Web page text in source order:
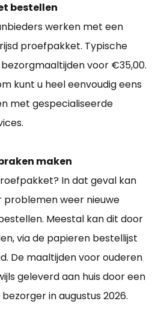
bestellen
werken met een
proefpakket. Typische
voor €35,00.
kunt u heel eenvoudig eens
met gespecialiseerde
maken
In dat geval kan
problemen weer nieuwe
Meestal kan dit door
via de papieren bestellijst
De maaltijden voor ouderen
geleverd aan huis door een
in augustus 2026.